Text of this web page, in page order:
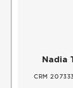
Nadia
CRM